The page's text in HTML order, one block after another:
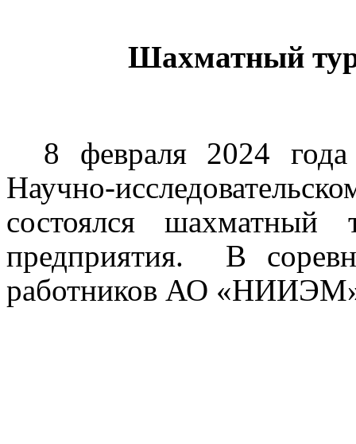
Шахматный
8 февраля 2024
Научно-
состоялся шахматный
предприятия.
В
работников АО